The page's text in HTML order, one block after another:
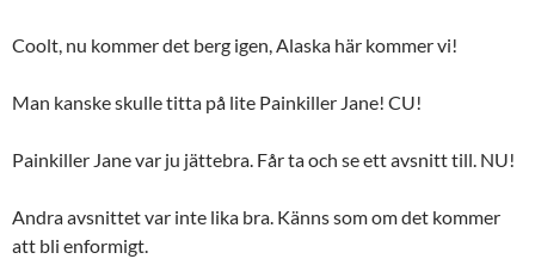
Coolt, nu kommer det berg igen, Alaska här kommer vi!
Man kanske skulle titta på lite Painkiller Jane! CU!
Painkiller Jane var ju jättebra. Får ta och se ett avsnitt till. NU!
Andra avsnittet var inte lika bra. Känns som om det kommer
att bli enformigt.